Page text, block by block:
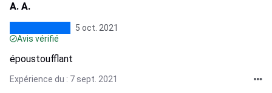
A. A.
5 oct. 2021
Avis vérifié
époustoufflant
Expérience du : 7 sept. 2021